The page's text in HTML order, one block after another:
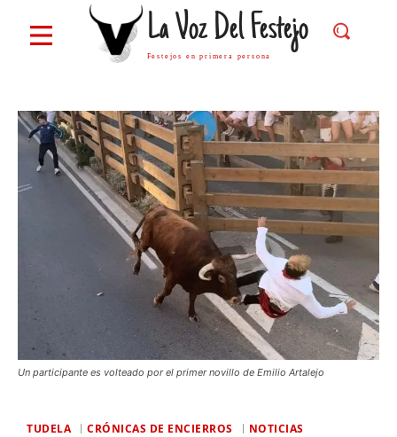
La Voz Del Festejo
Festejos en primera persona
Un participante es volteado por el primer novillo de Emilio Artalejo
TUDELA CRÓNICAS DE ENCIERROS NOTICIAS